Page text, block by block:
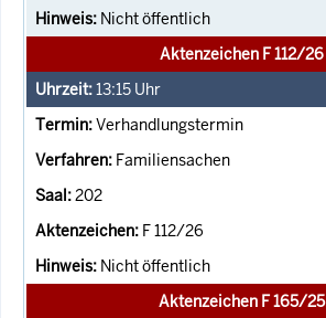
Nicht öffentlich
Aktenzeichen F 112/26
13:15 Uhr
Verhandlungstermin
Familiensachen
202
F 112/26
Nicht öffentlich
Aktenzeichen F 165/25